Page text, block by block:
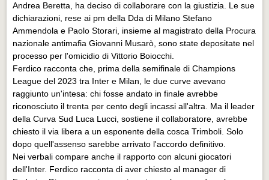
Andrea Beretta, ha deciso di collaborare con la giustizia. Le sue
dichiarazioni, rese ai pm della Dda di Milano Stefano
Ammendola e Paolo Storari, insieme al magistrato della Procura
nazionale antimafia Giovanni Musarò, sono state depositate nel
processo per l'omicidio di Vittorio Boiocchi.
Ferdico racconta che, prima della semifinale di Champions
League del 2023 tra Inter e Milan, le due curve avevano
raggiunto un'intesa: chi fosse andato in finale avrebbe
riconosciuto il trenta per cento degli incassi all'altra. Ma il leader
della Curva Sud Luca Lucci, sostiene il collaboratore, avrebbe
chiesto il via libera a un esponente della cosca Trimboli. Solo
dopo quell'assenso sarebbe arrivato l'accordo definitivo.
Nei verbali compare anche il rapporto con alcuni giocatori
dell'Inter. Ferdico racconta di aver chiesto al manager di